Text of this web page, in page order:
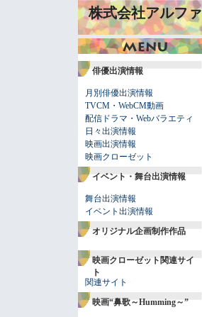
株式会社アルフ
俳優出演情報
月別俳優出演情報
TVCM・WebCM動画
配信ドラマ・Webバラエティ
日々出演情報
映画出演情報
映画クローゼット
イベント・舞台出演情報
舞台出演情報
イベント出演情報
オリジナル企画制作作品
映画クローゼット関連サイ
ト
関連サイト
映画“鼻歌～Humming～”